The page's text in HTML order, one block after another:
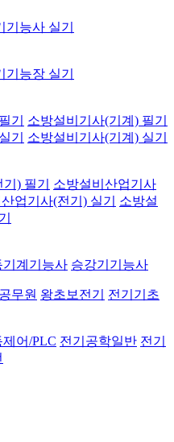
기능사 실기
기능장 실기
기
소방설비기사(기계) 필기
기
소방설비기사(기계) 실기
) 필기
소방설비산업기사
업기사(전기) 실기
소방설
기계기능사 승강기기능사
무원 왕초보전기 전기기초
제어/PLC 전기공학일반 전기